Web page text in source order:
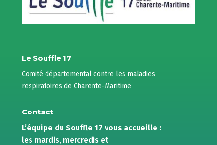
Le Souffle 17
Comité départemental contre les maladies
respiratoires de Charente-Maritime
Contact
L’équipe du Souffle 17 vous accueille :
les mardis, mercredis et